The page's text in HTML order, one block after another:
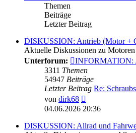
Themen
Beiträge
Letzter Beitrag
DISKUSSION: Antrieb (Motor +
Aktuelle Diskussionen zu
Unterforum:
INFORMATION:
3311 Themen
54947 Beiträge
Letzter Beitrag Re:
von dirk68
Beitrag
04.06.2026 20:36
DISKUSSION: Allrad und